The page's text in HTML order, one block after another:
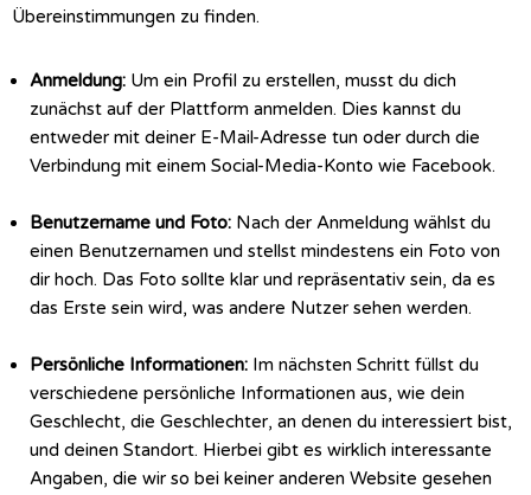
Übereinstimmungen zu finden.
Anmeldung: Um ein Profil zu erstellen, musst du dich
zunächst auf der Plattform anmelden. Dies kannst du
entweder mit deiner E-Mail-Adresse tun oder durch die
Verbindung mit einem Social-Media-Konto wie Facebook.
Benutzername und Foto: Nach der Anmeldung wählst du
einen Benutzernamen und stellst mindestens ein Foto von
dir hoch. Das Foto sollte klar und repräsentativ sein, da es
das Erste sein wird, was andere Nutzer sehen werden.
Persönliche Informationen: Im nächsten Schritt füllst du
verschiedene persönliche Informationen aus, wie dein
Geschlecht, die Geschlechter, an denen du interessiert bist,
und deinen Standort. Hierbei gibt es wirklich interessante
Angaben, die wir so bei keiner anderen Website gesehen